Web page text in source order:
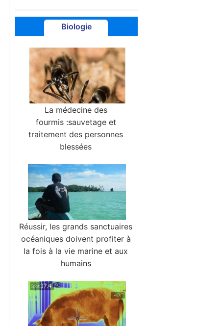
Biologie
La médecine des
fourmis :sauvetage et
traitement des personnes
blessées
Réussir, les grands sanctuaires
océaniques doivent profiter à
la fois à la vie marine et aux
humains